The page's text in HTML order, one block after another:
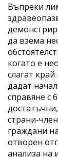
Въпреки
да взема
когато е
слагат
дадат
справяне с
страни-
граждани
отворен
анализа на